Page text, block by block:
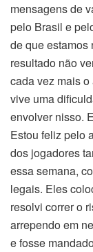
mensagens de
pelo Brasil e
de que estamos
resultado não
cada vez mais
vive uma
envolver nisso.
Estou feliz pelo
dos jogadores
essa semana,
legais. Eles
resolvi correr o
arrependo em
e fosse